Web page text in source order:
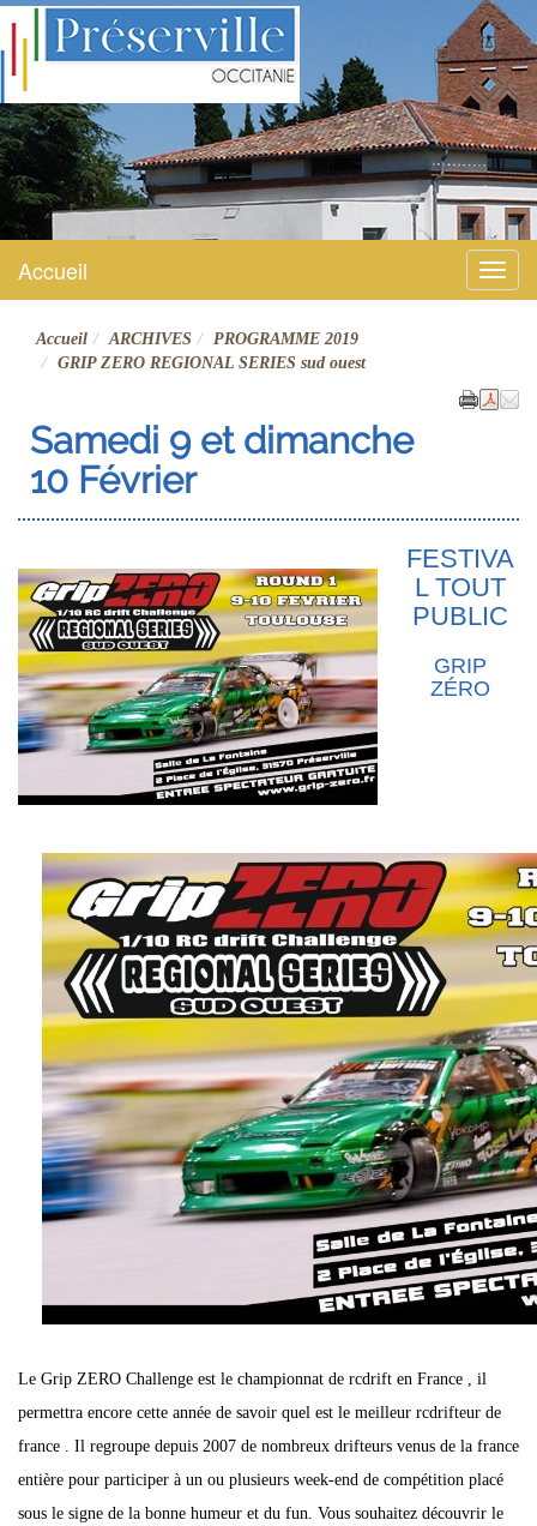
Préserville
Site officiel
Menu
Accueil
Accueil ARCHIVES
PROGRAMME 2019
GRIP ZERO REGIONAL SERIES sud ouest
Samedi 9 et dimanche
10 Février
FESTIVA
L TOUT
PUBLIC
GRIP
ZÉRO
Le Grip ZERO Challenge est le championnat de rcdrift en France , il
permettra encore cette année de savoir quel est le meilleur rcdrifteur de
france . Il regroupe depuis 2007 de nombreux drifteurs venus de la france
entière pour participer à un ou plusieurs week-end de compétition placé
sous le signe de la bonne humeur et du fun. Vous souhaitez découvrir le